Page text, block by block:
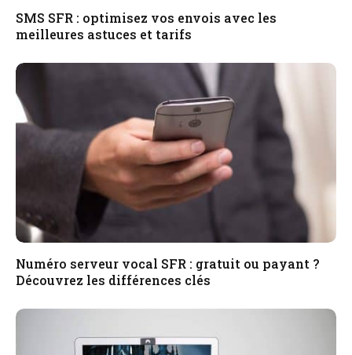
SMS SFR : optimisez vos envois avec les
meilleures astuces et tarifs
Numéro serveur vocal SFR : gratuit ou payant ?
Découvrez les différences clés